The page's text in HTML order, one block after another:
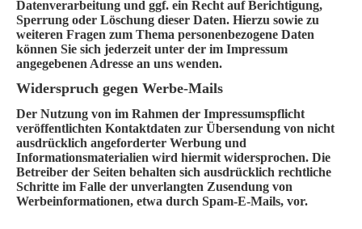
Datenverarbeitung und ggf. ein Recht auf Berichtigung,
Sperrung oder Löschung dieser Daten. Hierzu sowie zu
weiteren Fragen zum Thema personenbezogene Daten
können Sie sich jederzeit unter der im Impressum
angegebenen Adresse an uns wenden.
Widerspruch gegen Werbe-Mails
Der Nutzung von im Rahmen der Impressumspflicht
veröffentlichten Kontaktdaten zur Übersendung von nicht
ausdrücklich angeforderter Werbung und
Informationsmaterialien wird hiermit widersprochen. Die
Betreiber der Seiten behalten sich ausdrücklich rechtliche
Schritte im Falle der unverlangten Zusendung von
Werbeinformationen, etwa durch Spam-E-Mails, vor.